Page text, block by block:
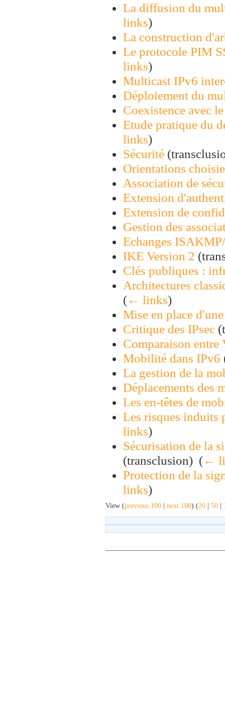
La diffusion du
links)
La construction
Le protocole PIM
links)
Multicast IPv6
Déploiement du
Coexistence avec
Etude pratique du
links)
Sécurité
Orientations
Association de
Extension
Extension de
Gestion des
Echanges
IKE Version 2
Clés publiques :
Architectures
(← links)
Mise en place
Critique des IPsec
Comparaison entre
Mobilité dans IPv6
La gestion de la
Déplacements des
Les en-têtes de
Les risques induits
links)
Sécurisation de la
(transclusion) ‎ (←
Protection de la
links)
View (previous 100 | next 100) (20 | 50 |